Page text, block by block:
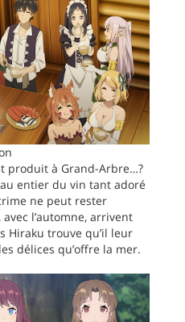
produit à Grand-Arbre…?
entier du vin tant adoré
ne peut rester
l’automne, arrivent
Hiraku trouve qu’il leur
délices qu’offre la mer.